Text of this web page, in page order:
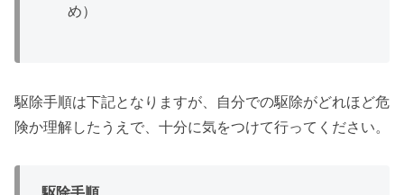
め）
駆除手順は下記となりますが、自分での駆除がどれほど危
険か理解したうえで、十分に気をつけて行ってください。